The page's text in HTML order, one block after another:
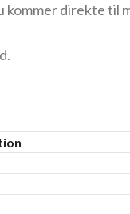
kommer direkte til